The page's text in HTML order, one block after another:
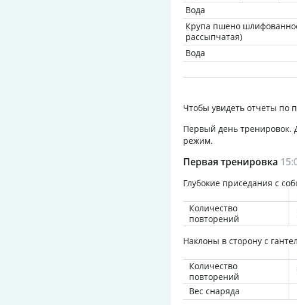
Вода
Крупа пшено
рассыпчатая)
Вода
Чтобы увидеть отчеты по
Первый день тренировок.
режим.
Первая тренировка
Глубокие приседания с
Количество
повторений
Наклоны в сторону с
Количество
повторений
Вес снаряда